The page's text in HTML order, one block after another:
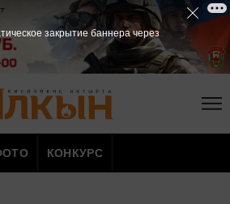
КОНКУРС
закрытие баннера через